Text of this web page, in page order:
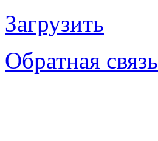
Загрузить
Обратная связь